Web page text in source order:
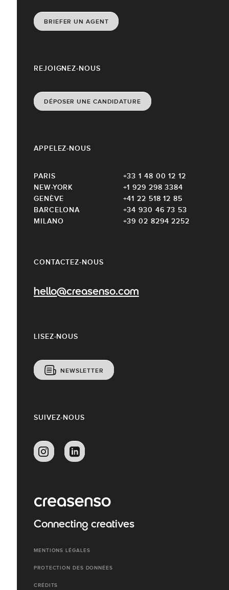
CONTACTEZ-NOUS
hello@creasenso.com
REJOIGNEZ-NOUS
DÉPOSER UNE CANDIDATURE
LISEZ-NOUS
NEWSLETTER
APPELEZ-NOUS
PARIS
+33 1 48 00 12 12
NEW-YORK
+1 929 298 3384
GENÈVE
+41 22 518 12 85
BARCELONA
+34 930 46 73 53
MILANO
+39 02 8294 2252
BRIEFER UN AGENT
SUIVEZ-NOUS
Connecting creatives
MENTIONS LÉGALES
PROTECTION DES DONNÉES
CRÉDITS